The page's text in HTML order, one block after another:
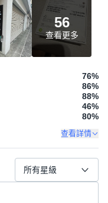
56
查看更多
76%
86%
88%
46%
80%
查看詳情
所有星級